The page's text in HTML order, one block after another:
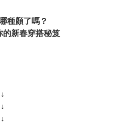
種顏了嗎？
的新春穿搭秘笈
↓
↓
↓